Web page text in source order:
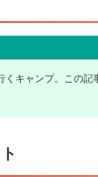
キャンプ。この